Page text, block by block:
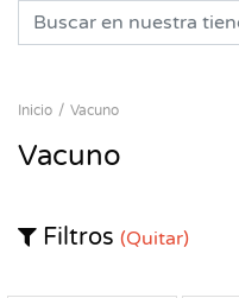
Inicio Vacuno
Vacuno
Filtros (Quitar)